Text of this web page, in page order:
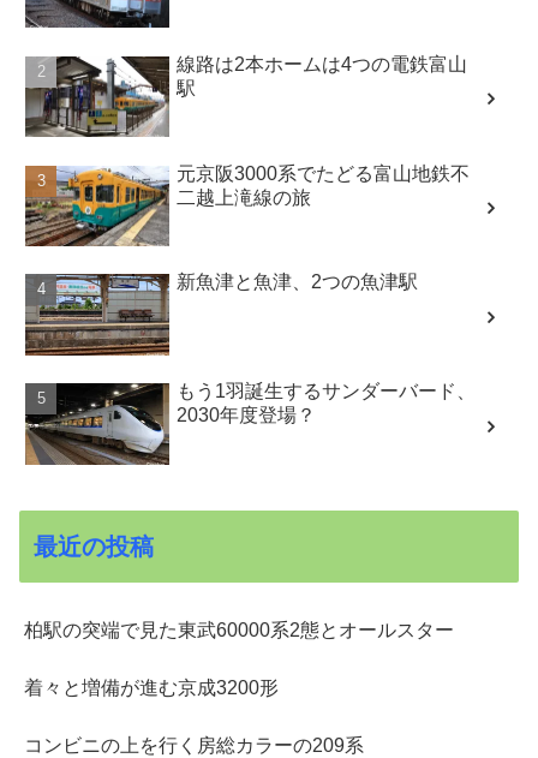
線路は2本ホームは4つの電鉄富山
駅
元京阪3000系でたどる富山地鉄不
二越上滝線の旅
新魚津と魚津、2つの魚津駅
もう1羽誕生するサンダーバード、
2030年度登場？
最近の投稿
柏駅の突端で見た東武60000系2態とオールスター
着々と増備が進む京成3200形
コンビニの上を行く房総カラーの209系